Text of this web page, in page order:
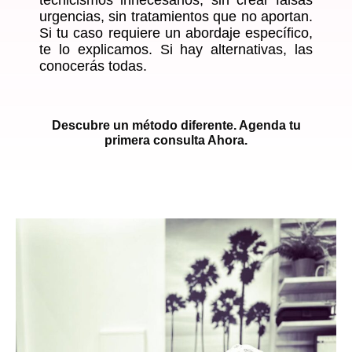
urgencias, sin tratamientos que no aportan.
Si tu caso requiere un abordaje específico,
te lo explicamos. Si hay alternativas, las
conocerás todas.
Descubre un método diferente. Agenda tu
primera consulta Ahora.